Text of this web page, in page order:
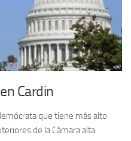
Cardin
que tiene más alto
de la Cámara alta